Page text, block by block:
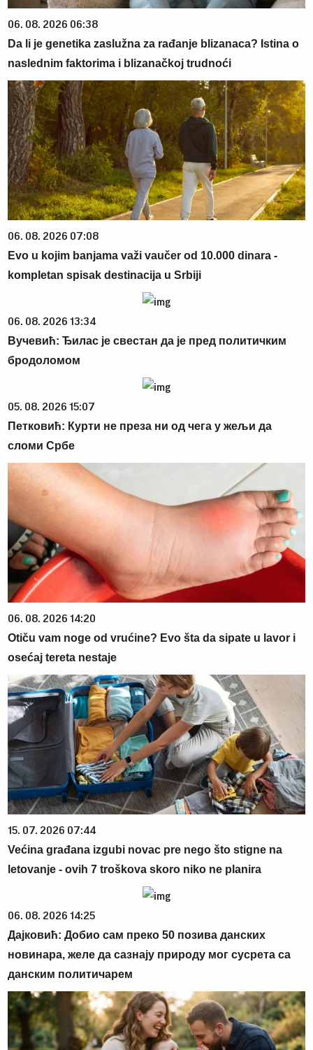
06. 08. 2026 06:38
Da li je genetika zaslužna za rađanje blizanaca? Istina o
naslednim faktorima i blizanačkoj trudnoći
06. 08. 2026 07:08
Evo u kojim banjama važi vaučer od 10.000 dinara -
kompletan spisak destinacija u Srbiji
06. 08. 2026 13:34
Вучевић: Ђилас је свестан да је пред политичким
бродоломом
05. 08. 2026 15:07
Петковић: Курти не преза ни од чега у жељи да
сломи Србе
06. 08. 2026 14:20
Otiču vam noge od vrućine? Evo šta da sipate u lavor i
osećaj tereta nestaje
15. 07. 2026 07:44
Većina građana izgubi novac pre nego što stigne na
letovanje - ovih 7 troškova skoro niko ne planira
06. 08. 2026 14:25
Дајковић: Добио сам преко 50 позива данских
новинара, желе да сазнају природу мог сусрета са
данским политичарем